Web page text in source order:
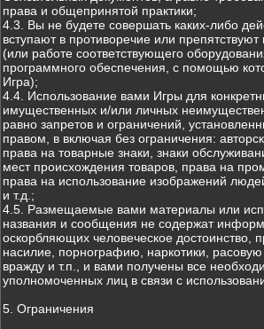
права и общепринятой практики;
4.3. Вы не будете совершать каких-либо
вступают в противоречие или
(или работе соответствующего
программного обеспечения, с помощью
Игра);
4.4. Использование вами Игры для
имущественных и/или личных
равно запретов и ограничений,
правом, в включая без ограничения:
права на товарные знаки, знаки
мест происхождения товаров, права на
права на использование изображений
и т.д.;
4.5. Размещаемые вами материалы или
названия и сообщения не содержат
оскорбляющих человеческое достоинство,
насилие, порнографию, наркотики,
вражду и т.п., и вами получены все
уполномоченных лиц в связи с
5. Ограничения